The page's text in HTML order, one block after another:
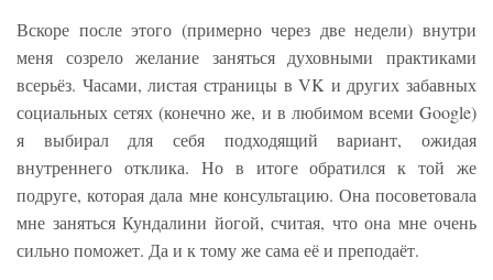
Вскоре после этого (примерно через две недели) внутри
меня созрело желание заняться духовными практиками
всерьёз. Часами, листая страницы в VK и других забавных
социальных сетях (конечно же, и в любимом всеми Google)
я выбирал для себя подходящий вариант, ожидая
внутреннего отклика. Но в итоге обратился к той же
подруге, которая дала мне консультацию. Она посоветовала
мне заняться Кундалини йогой, считая, что она мне очень
сильно поможет. Да и к тому же сама её и преподаёт.